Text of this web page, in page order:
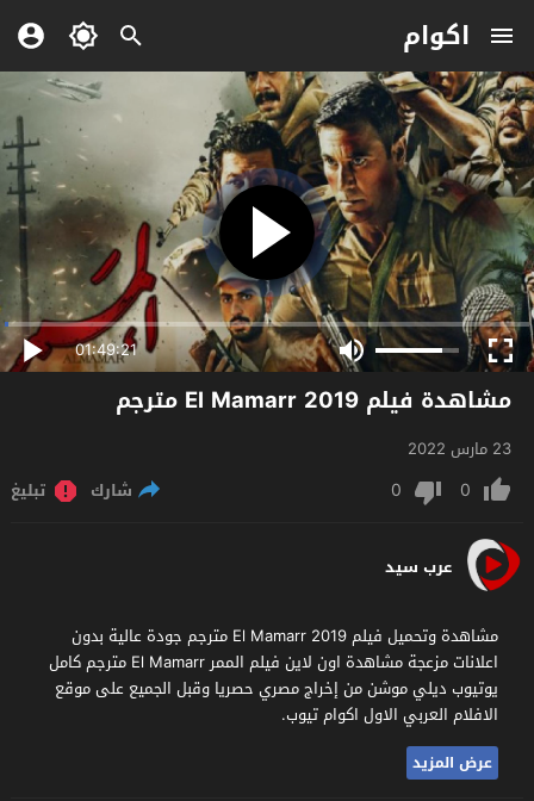
اكوام
01:49:21
مشاهدة فيلم El Mamarr 2019 مترجم
23 مارس 2022
0
0 شارك تبليغ
عرب سيد
مشاهدة وتحميل فيلم El Mamarr 2019 مترجم جودة عالية بدون
اعلانات مزعجة مشاهدة اون لاين فيلم الممر El Mamarr مترجم كامل
يوتيوب ديلي موشن من إخراج مصري حصريا وقبل الجميع على موقع
الافلام العربي الاول اكوام تيوب.
عرض المزيد